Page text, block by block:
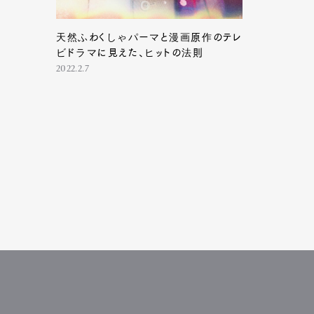
天然ふわくしゃパーマと漫画原作のテレ
ビドラマに見えた、ヒットの法則
2022.2.7